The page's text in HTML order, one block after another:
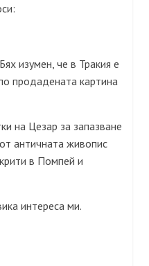
изумен, че в Тракия е
продадената картина
на Цезар за запазване
античната живопис
в Помпей и
интереса ми.